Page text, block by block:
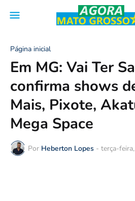
Página inicial
Em MG: Vai Ter
confirma shows
Mais, Pixote,
Mega Space
Por Heberton Lopes - terça-